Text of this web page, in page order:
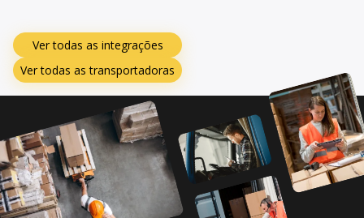
Ver todas as integrações
Ver todas as transportadoras